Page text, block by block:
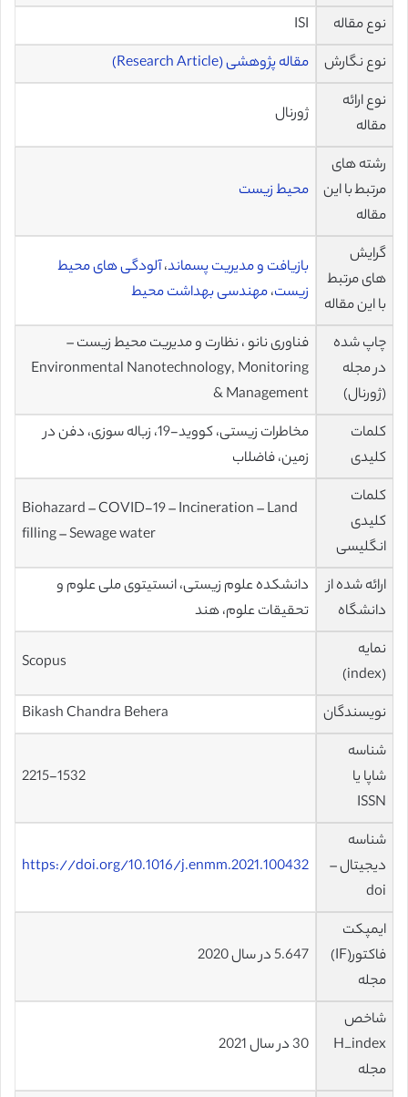
نوع مقاله
ISI
نوع نگارش
مقاله پژوهشی (Research Article)
نوع ارائه
مقاله
ژورنال
رشته های
مرتبط با این
مقاله
محیط زیست
گرایش
های مرتبط
با این مقاله
بازیافت و مدیریت پسماند،آلودگی های محیط
زیست،مهندسی بهداشت محیط
چاپ شده
در مجله
(ژورنال)
فناوری نانو ، نظارت و مدیریت محیط زیست –
Environmental Nanotechnology, Monitoring
& Management
کلمات
کلیدی
مخاطرات زیستی، کووید-19، زباله سوزی، دفن در
زمین، فاضلاب
کلمات
کلیدی
انگلیسی
Biohazard – COVID-19 – Incineration – Land
filling – Sewage water
ارائه شده از
دانشگاه
دانشکده علوم زیستی، انستیتوی ملی علوم و
تحقیقات علوم، هند
نمایه
(index)
Scopus
نویسندگان
Bikash Chandra Behera
شناسه
شاپا یا
ISSN
2215-1532
شناسه
دیجیتال –
doi
https://doi.org/10.1016/j.enmm.2021.100432
ایمپکت
فاکتور(IF)
مجله
5.647 در سال 2020
شاخص
H_index
مجله
30 در سال 2021